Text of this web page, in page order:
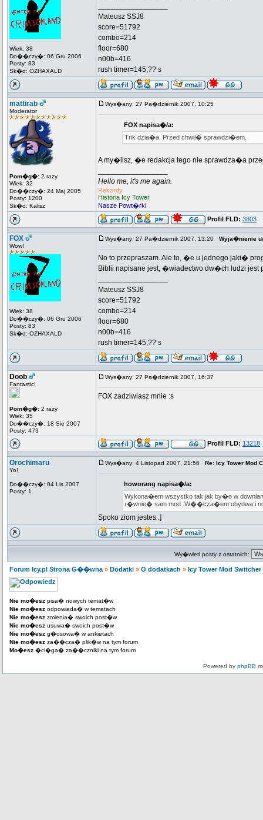
Wiek: 38
Do��czy�: 06 Gru 2006
Posty: 83
Sk�d: OZHAXALD
Mateusz SSJ8
score=51792
combo=214
floor=680
n00b=416
rush timer=145,?? s
mattirab
Moderator
Pom�g�: 2 razy
Wiek: 32
Do��czy�: 24 Maj 2005
Posty: 1200
Sk�d: Kalisz
Wys�any: 27 Pa�dziernik 2007, 10:25
FOX napisa�/a:
Trik dzia�a. Przed chwil� sprawdzi�em.
A my�lisz, �e redakcja tego nie sprawdza�a
Hello me, it's me again.
Rekordy
Historia Icy Tower
Nasze Powt�rki
Profil FLD: 3803
FOX
Wow!
Wiek: 38
Do��czy�: 06 Gru 2006
Posty: 83
Sk�d: OZHAXALD
Wys�any: 27 Pa�dziernik 2007, 13:20 Wyja�nienie
No to przepraszam. Ale to, �e u jednego jaki�
Biblii napisane jest, �wiadectwo dw�ch ludzi jest
Mateusz SSJ8
score=51792
combo=214
floor=680
n00b=416
rush timer=145,?? s
Doob
Fantastic!
Pom�g�: 2 razy
Wiek: 35
Do��czy�: 18 Sie 2007
Posty: 473
Wys�any: 27 Pa�dziernik 2007, 16:37
FOX zadziwiasz mnie :s
Profil FLD: 13218
Orochimaru
Yo!
Do��czy�: 04 Lis 2007
Posty: 1
Wys�any: 4 Listopad 2007, 21:56 Re: Icy Tower Mod
howorang napisa�/a:
Wykona�em wszystko tak jak by�o w
r�wnie� sam mod .W��cza�em obydwa i
Spoko ziom jestes :]
Wy�wietl posty z ostatnich:
Forum Icy.pl Strona G��wna » Dodatki » O dodatkach » Icy Tower Mod
Nie mo�esz pisa� nowych temat�w
Nie mo�esz odpowiada� w tematach
Nie mo�esz zmienia� swoich post�w
Nie mo�esz usuwa� swoich post�w
Nie mo�esz g�osowa� w ankietach
Nie mo�esz za��cza� plik�w na tym forum
Mo�esz �ci�ga� za��czniki na tym forum
Powered by phpBB